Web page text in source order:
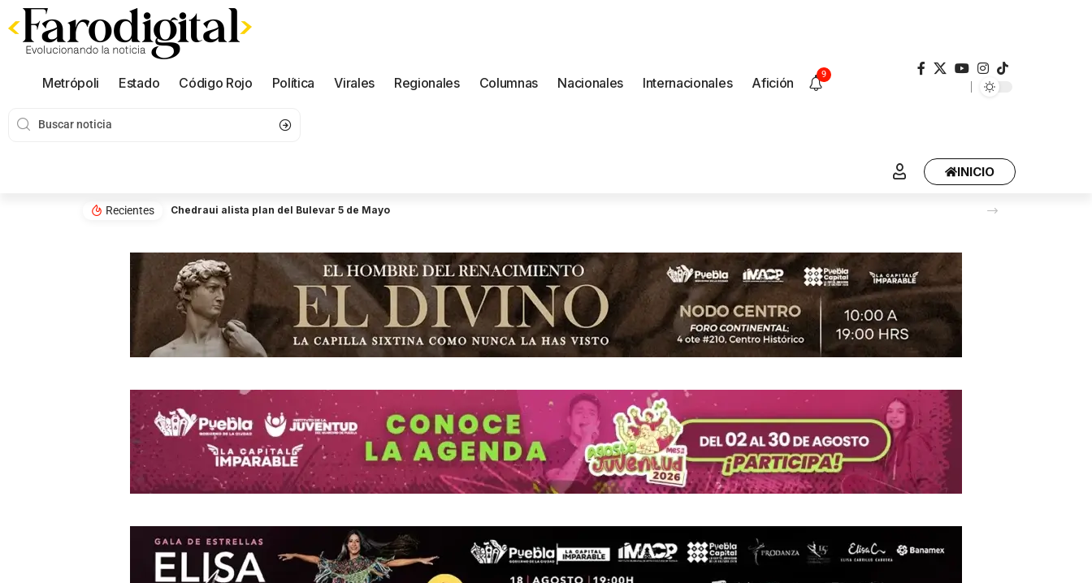
Metrópoli Estado Código Rojo Política Virales Regionales Columnas Nacionales Internacionales Afición
9
INICIO
Recientes Chedraui alista plan del Bulevar 5 de Mayo